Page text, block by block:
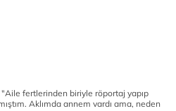
fertlerinden biriyle röportaj yapıp
Aklımda annem vardı ama, neden